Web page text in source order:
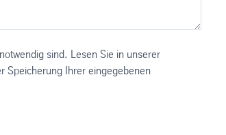
sind. Lesen Sie in unserer
Speicherung Ihrer eingegebenen